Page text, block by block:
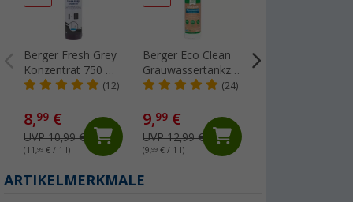
Berger Fresh Grey
Konzentrat 750 ml
- Sanitärzusatz für
Grauwassertank
(12)
8,99 €
UVP 10,99 €
(11,99 € / 1 l)
Berger Eco Clean
Grauwassertankzusatz
1 Liter
(24)
9,99 €
UVP 12,99 €
(9,99 € / 1 l)
ARTIKELMERKMALE